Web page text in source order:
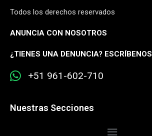
Todos los derechos reservados
ANUNCIA CON NOSOTROS
¿TIENES UNA DENUNCIA? ESCRÍBENOS
+51 961-602-710
Nuestras Secciones